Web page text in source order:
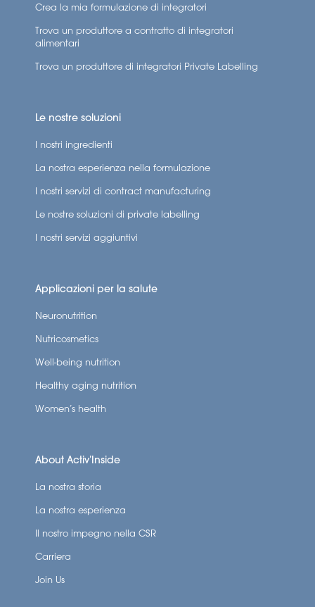
Crea la mia formulazione di integratori
Trova un produttore a contratto di integratori
alimentari
Trova un produttore di integratori Private Labelling
Le nostre soluzioni
I nostri ingredienti
La nostra esperienza nella formulazione
I nostri servizi di contract manufacturing
Le nostre soluzioni di private labelling
I nostri servizi aggiuntivi
Applicazioni per la salute
Neuronutrition
Nutricosmetics
Well-being nutrition
Healthy aging nutrition
Women’s health
About Activ’Inside
La nostra storia
La nostra esperienza
Il nostro impegno nella CSR
Carriera
Join Us